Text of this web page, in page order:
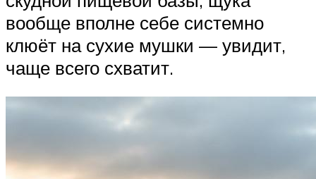
вообще вполне себе системно
клюёт на сухие мушки — увидит,
чаще всего схватит.